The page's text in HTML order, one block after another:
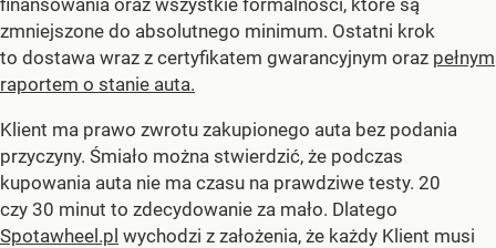
zmniejszone do absolutnego minimum. Ostatni krok
to dostawa wraz z certyfikatem gwarancyjnym oraz pełnym
raportem o stanie auta.
Klient ma prawo zwrotu zakupionego auta bez podania
przyczyny. Śmiało można stwierdzić, że podczas
kupowania auta nie ma czasu na prawdziwe testy. 20
czy 30 minut to zdecydowanie za mało. Dlatego
Spotawheel.pl wychodzi z założenia, że każdy Klient musi